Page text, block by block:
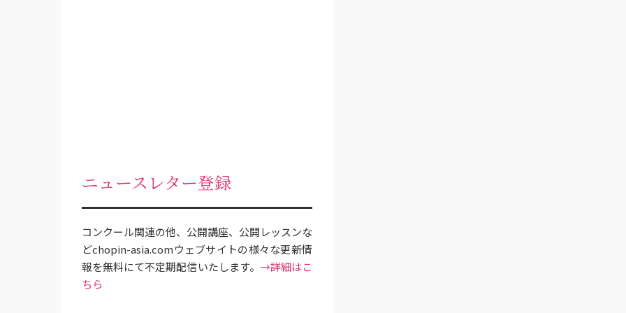
ニュースレター登録
コンクール関連の他、公開講座、公開レッスンな
どchopin-asia.comウェブサイトの様々な更新情
報を無料にて不定期配信いたします。 →詳細はこ
ちら